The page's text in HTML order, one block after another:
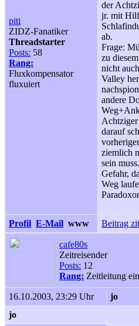
piti
ZIDZ-Fanatiker
Threadstarter
Posts: 58
Rang:
Fluxkompensator
fluxuiert
der
jr. mit
ab.
Frage:
zu
nicht
Valley
andere
darauf
ziemlich
sein
Gefahr,
Weg
Profil E-Mail www Beitrag
cafe80s
Zeitreisender
Posts: 12
Rang: Zeitleitung
16.10.2003, 23:29 Uhr
jo
jo